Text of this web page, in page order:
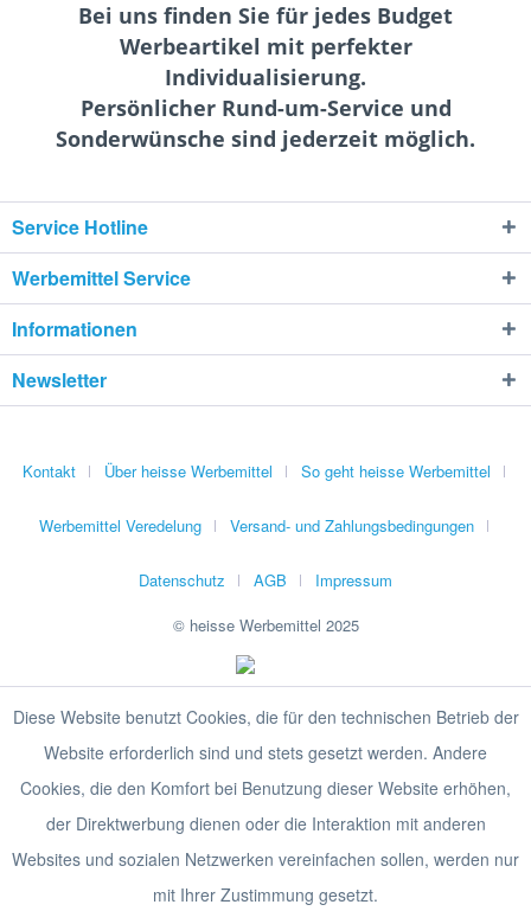
Bei uns finden Sie für jedes Budget
Werbeartikel mit perfekter
Individualisierung.
Persönlicher Rund-um-Service und
Sonderwünsche sind jederzeit möglich.
Service Hotline
Werbemittel Service
Informationen
Newsletter
Kontakt Über heisse Werbemittel So geht heisse Werbemittel
Werbemittel Veredelung Versand- und Zahlungsbedingungen
Datenschutz AGB
Impressum
© heisse Werbemittel 2025
Diese Website benutzt Cookies, die für den technischen Betrieb der
Website erforderlich sind und stets gesetzt werden. Andere
Cookies, die den Komfort bei Benutzung dieser Website erhöhen,
der Direktwerbung dienen oder die Interaktion mit anderen
Websites und sozialen Netzwerken vereinfachen sollen, werden nur
mit Ihrer Zustimmung gesetzt.